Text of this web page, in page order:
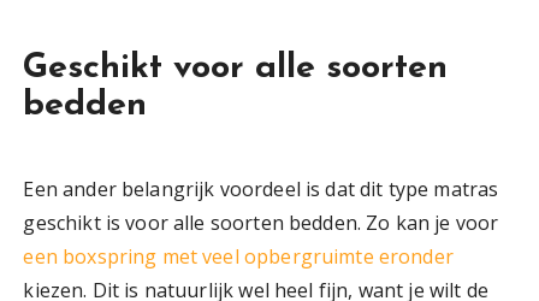
Geschikt voor alle soorten
bedden
Een ander belangrijk voordeel is dat dit type matras
geschikt is voor alle soorten bedden. Zo kan je voor
een boxspring met veel opbergruimte eronder
kiezen. Dit is natuurlijk wel heel fijn, want je wilt de